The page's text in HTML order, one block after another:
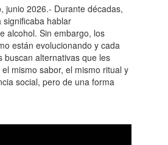
junio 2026.- Durante décadas,
significaba hablar
alcohol. Sin embargo, los
están evolucionando y cada
buscan alternativas que les
mismo sabor, el mismo ritual y
social, pero de una forma